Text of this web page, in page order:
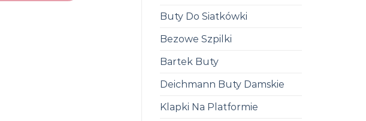
Buty Do Siatkówki
Bezowe Szpilki
Bartek Buty
Deichmann Buty Damskie
Klapki Na Platformie